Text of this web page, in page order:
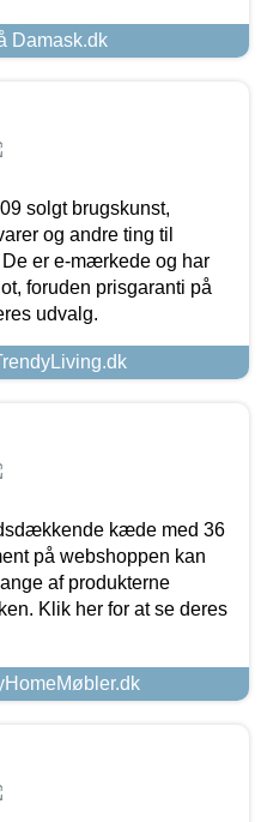
Damask.dk
solgt brugskunst,
og andre ting til
er e-mærkede og har
foruden prisgaranti på
udvalg.
kæde med 36
på webshoppen kan
af produkterne
Klik her for at se deres